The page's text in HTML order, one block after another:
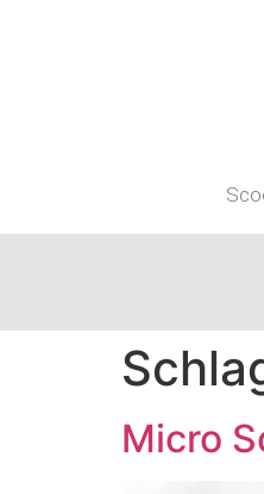
Micro